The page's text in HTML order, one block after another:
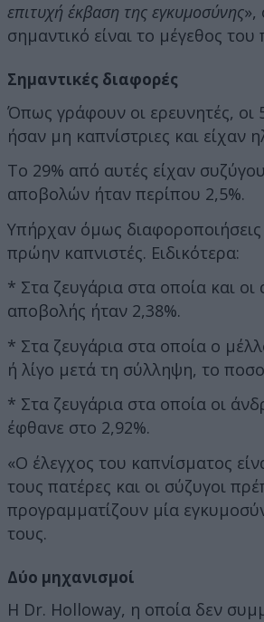
επιτυχή έκβαση της εγκυμοσύνης»,
σημαντικό είναι το μέγεθος
Σημαντικές διαφορές
Όπως γράφουν οι ερευνητές, οι
ήσαν μη καπνίστριες και είχαν
Το 29% από αυτές είχαν
αποβολών ήταν περίπου 2,5%.
Υπήρχαν όμως διαφοροποιήσεις
πρώην καπνιστές. Ειδικότερα:
* Στα ζευγάρια στα οποία και
αποβολής ήταν 2,38%.
* Στα ζευγάρια στα οποία ο
ή λίγο μετά τη σύλληψη, το
* Στα ζευγάρια στα οποία οι
έφθανε στο 2,92%.
«Ο έλεγχος του καπνίσματος
τους πατέρες και οι σύζυγοι
προγραμματίζουν μία
τους.
Δύο μηχανισμοί
Η Dr. Holloway, η οποία δεν